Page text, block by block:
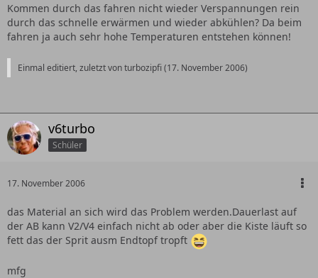
Kommen durch das fahren nicht wieder Verspannungen rein
durch das schnelle erwärmen und wieder abkühlen? Da beim
fahren ja auch sehr hohe Temperaturen entstehen können!
Einmal editiert, zuletzt von turbozipfi (17. November 2006)
v6turbo
Schüler
17. November 2006
das Material an sich wird das Problem werden.Dauerlast auf
der AB kann V2/V4 einfach nicht ab oder aber die Kiste läuft so
fett das der Sprit ausm Endtopf tropft
mfg